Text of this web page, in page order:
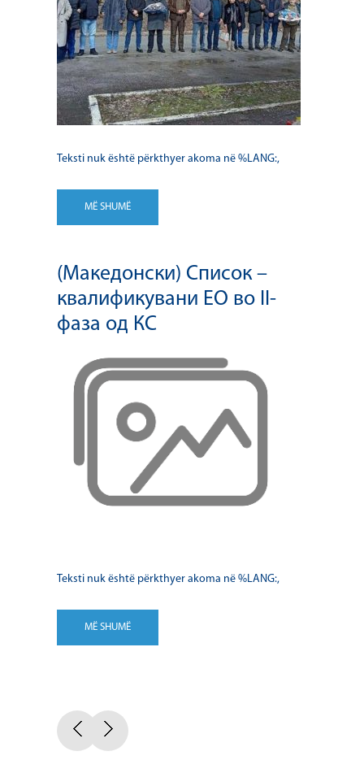
Teksti nuk është përkthyer akoma në %LANG:,
MË SHUMË
(Македонски) Список –
квалификувани ЕО во II-
фаза од КС
Teksti nuk është përkthyer akoma në %LANG:,
MË SHUMË